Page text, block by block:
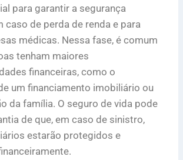
para garantir a segurança
caso de perda de renda e para
médicas. Nessa fase, é comum
tenham maiores
financeiras, como o
um financiamento imobiliário ou
da família. O seguro de vida pode
de que, em caso de sinistro,
estarão protegidos e